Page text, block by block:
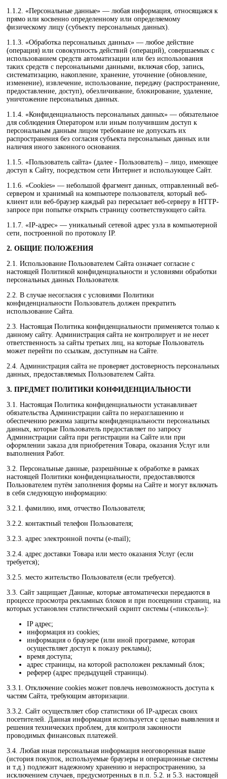
1.1.2. «Персональные данные» — любая информация, относящаяся к
прямо или косвенно определенному или определяемому
физическому лицу (субъекту персональных данных).
1.1.3. «Обработка персональных данных» — любое действие
(операция) или совокупность действий (операций), совершаемых с
использованием средств автоматизации или без использования
таких средств с персональными данными, включая сбор, запись,
систематизацию, накопление, хранение, уточнение (обновление,
изменение), извлечение, использование, передачу (распространение,
предоставление, доступ), обезличивание, блокирование, удаление,
уничтожение персональных данных.
1.1.4. «Конфиденциальность персональных данных» — обязательное
для соблюдения Оператором или иным получившим доступ к
персональным данным лицом требование не допускать их
распространения без согласия субъекта персональных данных или
наличия иного законного основания.
1.1.5. «Пользователь сайта» (далее - Пользователь) – лицо, имеющее
доступ к Сайту, посредством сети Интернет и использующее Сайт.
1.1.6. «Cookies» — небольшой фрагмент данных, отправленный веб-
сервером и хранимый на компьютере пользователя, который веб-
клиент или веб-браузер каждый раз пересылает веб-серверу в HTTP-
запросе при попытке открыть страницу соответствующего сайта.
1.1.7. «IP-адрес» — уникальный сетевой адрес узла в компьютерной
сети, построенной по протоколу IP.
2. ОБЩИЕ ПОЛОЖЕНИЯ
2.1. Использование Пользователем Сайта означает согласие с
настоящей Политикой конфиденциальности и условиями обработки
персональных данных Пользователя.
2.2. В случае несогласия с условиями Политики
конфиденциальности Пользователь должен прекратить
использование Сайта.
2.3. Настоящая Политика конфиденциальности применяется только к
данному сайту. Администрация сайта не контролирует и не несет
ответственность за сайты третьих лиц, на которые Пользователь
может перейти по ссылкам, доступным на Сайте.
2.4. Администрация сайта не проверяет достоверность персональных
данных, предоставляемых Пользователем Сайта.
3. ПРЕДМЕТ ПОЛИТИКИ КОНФИДЕНЦИАЛЬНОСТИ
3.1. Настоящая Политика конфиденциальности устанавливает
обязательства Администрации сайта по неразглашению и
обеспечению режима защиты конфиденциальности персональных
данных, которые Пользователь предоставляет по запросу
Администрации сайта при регистрации на Сайте или при
оформлении заказа для приобретения Товара, оказания Услуг или
выполнения Работ.
3.2. Персональные данные, разрешённые к обработке в рамках
настоящей Политики конфиденциальности, предоставляются
Пользователем путём заполнения формы на Сайте и могут включать
в себя следующую информацию:
3.2.1. фамилию, имя, отчество Пользователя;
3.2.2. контактный телефон Пользователя;
3.2.3. адрес электронной почты (e-mail);
3.2.4. адрес доставки Товара или место оказания Услуг (если
требуется);
3.2.5. место жительство Пользователя (если требуется).
3.3. Сайт защищает Данные, которые автоматически передаются в
процессе просмотра рекламных блоков и при посещении страниц, на
которых установлен статистический скрипт системы («пиксель»):
IP адрес;
информация из cookies;
информация о браузере (или иной программе, которая
осуществляет доступ к показу рекламы);
время доступа;
адрес страницы, на которой расположен рекламный блок;
реферер (адрес предыдущей страницы).
3.3.1. Отключение cookies может повлечь невозможность доступа к
частям Сайта, требующим авторизации.
3.3.2. Сайт осуществляет сбор статистики об IP-адресах своих
посетителей. Данная информация используется с целью выявления и
решения технических проблем, для контроля законности
проводимых финансовых платежей.
3.4. Любая иная персональная информация неоговоренная выше
(история покупок, используемые браузеры и операционные системы
и т.д.) подлежит надежному хранению и нераспространению, за
исключением случаев, предусмотренных в п.п. 5.2. и 5.3. настоящей